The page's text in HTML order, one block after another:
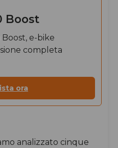
Boost
e-bike
completa
ora
analizzato cinque